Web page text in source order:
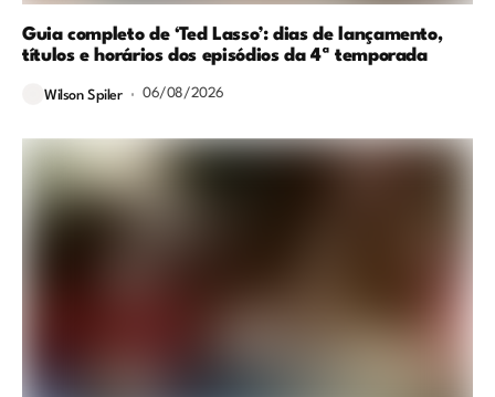
Guia completo de ‘Ted Lasso’: dias de lançamento,
títulos e horários dos episódios da 4ª temporada
Wilson Spiler 06/08/2026